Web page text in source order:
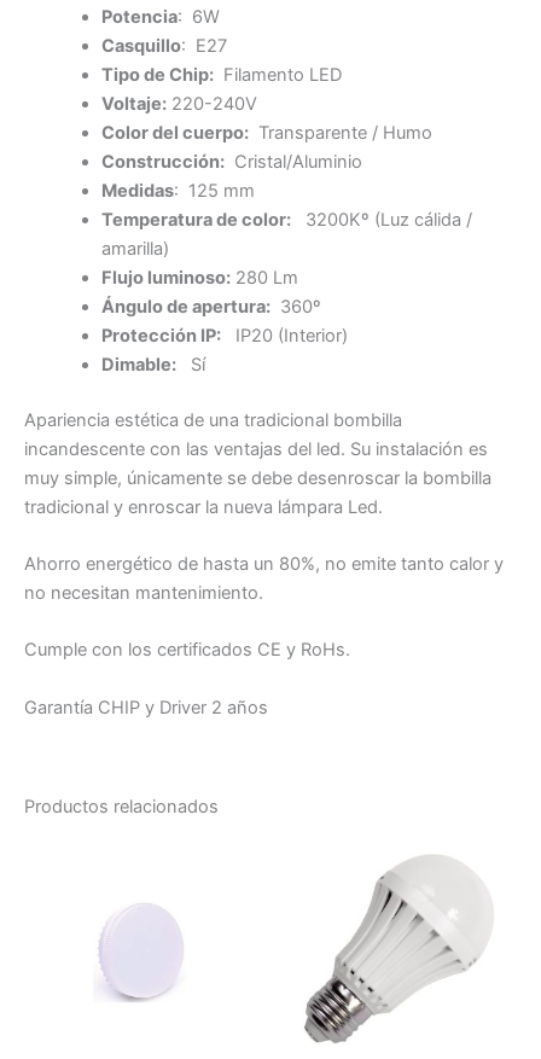
Potencia: 6W
Casquillo: E27
Tipo de Chip:Filamento LED
Voltaje:220-240V
Color del cuerpo:Transparente / Humo
Construcción:Cristal/Aluminio
Medidas: 125 mm
Temperatura de color:3200Kº (Luz cálida /
amarilla)
Flujo luminoso:280 Lm
Ángulo de apertura:360º
Protección IP:IP20 (Interior)
Dimable:Sí
Apariencia estética de una tradicional bombilla
incandescente con las ventajas del led. Su instalación es
muy simple, únicamente se debe desenroscar la bombilla
tradicional y enroscar la nueva lámpara Led.
Ahorro energético de hasta un 80%, no emite tanto calor y
no necesitan mantenimiento.
Cumple con los certificados CE y RoHs.
Garantía CHIP y Driver 2 años
Productos relacionados